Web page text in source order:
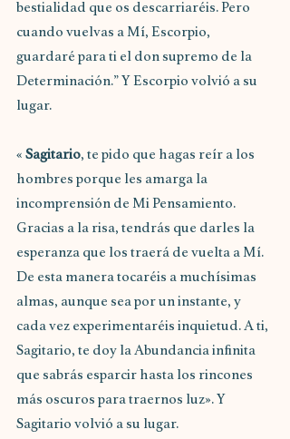
bestialidad que os descarriaréis. Pero
cuando vuelvas a Mí, Escorpio,
guardaré para ti el don supremo de la
Determinación.” Y Escorpio volvió a su
lugar.
« Sagitario, te pido que hagas reír a los
hombres porque les amarga la
incomprensión de Mi Pensamiento.
Gracias a la risa, tendrás que darles la
esperanza que los traerá de vuelta a Mí.
De esta manera tocaréis a muchísimas
almas, aunque sea por un instante, y
cada vez experimentaréis inquietud. A ti,
Sagitario, te doy la Abundancia infinita
que sabrás esparcir hasta los rincones
más oscuros para traernos luz». Y
Sagitario volvió a su lugar.